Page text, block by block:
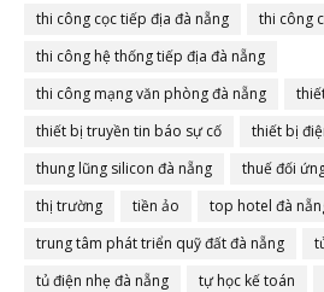
thi công cọc tiếp địa đà nẵng
thi công
thi công hệ thống tiếp địa đà nẵng
thi công mạng văn phòng đà nẵng
thiết bị truyền tin báo sự cố
thiết bị
thung lũng silicon đà nẵng
thuế đối
thị trường
tiền ảo top hotel đà
trung tâm phát triển quỹ đất đà nẵng
tủ điện nhẹ đà nẵng
tự học kế toán